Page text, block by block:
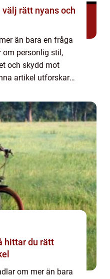
rätt nyans och
än bara en fråga
om personlig stil,
och skydd mot
artikel utforskar
invest...
hittar du rätt
om mer än bara